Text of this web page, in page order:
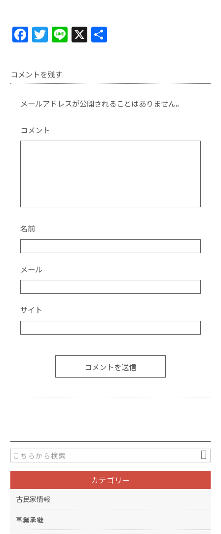
F
c
e
b
o
o
k
T
itt
er
Li X
コメントを残す
メールアドレスが公開されることはありません。
コメント
名前
メール
サイト
カテゴリー
古民家情報
事業承継